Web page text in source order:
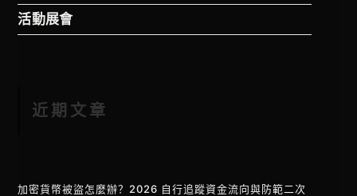
活動展會
近期文章
加密貨幣被盜怎麼辦？2026 自行追蹤資金流向與防範二次